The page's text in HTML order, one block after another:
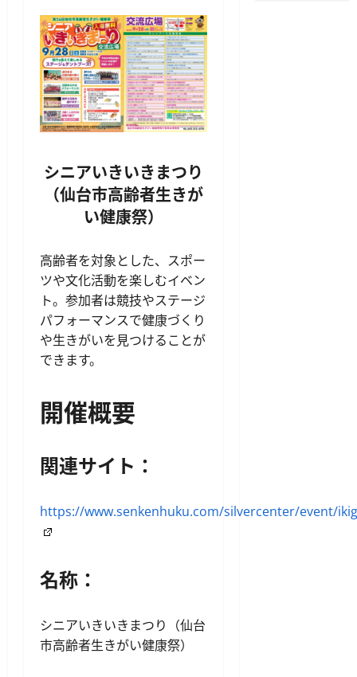
シニアいきいきまつり
（仙台市高齢者生きが
い健康祭）
高齢者を対象とした、スポー
ツや文化活動を楽しむイベン
ト。参加者は競技やステージ
パフォーマンスで健康づくり
や生きがいを見つけることが
できます。
開催概要
関連サイト：
https://www.senkenhuku.com/silvercenter/event/
名称：
シニアいきいきまつり（仙台
市高齢者生きがい健康祭）